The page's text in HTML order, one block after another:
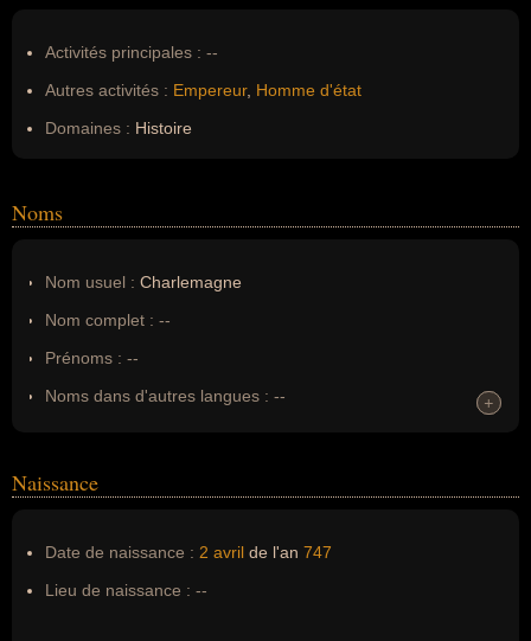
Activités principales : --
Autres activités : Empereur, Homme d'état
Domaines : Histoire
Noms
Nom usuel : Charlemagne
Nom complet : --
Prénoms : --
Noms dans d'autres langues : --
Nom de famille :Charlemagne
+
+
Naissance
Date de naissance : 2 avril de l'an 747
Lieu de naissance : --